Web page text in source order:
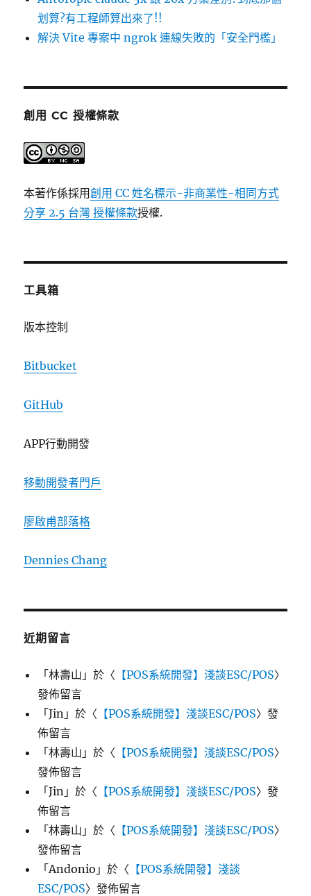
划算?有工程師算出來了!!
解決 Vite 專案中 ngrok 連線失敗的「安全門檻」
創用 CC 授權條款
本著作係採用創用 CC 姓名標示-非商業性-相同方式
分享 2.5 台灣 授權條款授權.
工具箱
版本控制
Bitbucket
GitHub
APP行動開發
移動開發者門戶
廖啟甫部落格
Dennies Chang
近期留言
「林壽山 」於〈 【POS系統開發】淺談ESC/POS〉
發佈留言
「Jin 」於〈 【POS系統開發】淺談ESC/POS〉發
佈留言
「林壽山 」於〈 【POS系統開發】淺談ESC/POS〉
發佈留言
「Jin 」於〈 【POS系統開發】淺談ESC/POS〉發
佈留言
「林壽山 」於〈 【POS系統開發】淺談ESC/POS〉
發佈留言
「Andonio 」於〈 【POS系統開發】淺談
ESC/POS〉發佈留言